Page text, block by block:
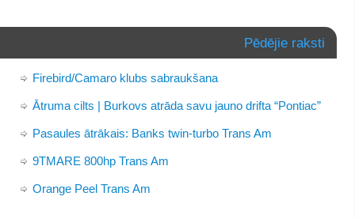
Pēdējie raksti
Firebird/Camaro klubs sabraukšana
Ātruma cilts | Burkovs atrāda savu jauno drifta “Pontiac”
Pasaules ātrākais: Banks twin-turbo Trans Am
9TMARE 800hp Trans Am
Orange Peel Trans Am